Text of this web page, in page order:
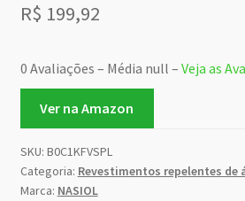
R$ 199,92
0 Avaliações – Média null – Veja as
Ver na Amazon
SKU: B0C1KFVSPL
Categoria: Revestimentos repelentes de
Marca: NASIOL